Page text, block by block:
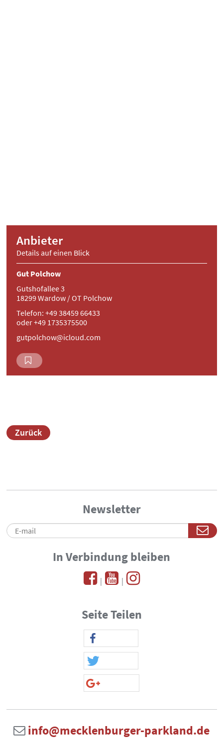
Anbieter
Details auf einen Blick
Gut Polchow
Gutshofallee 3
18299 Wardow / OT Polchow
Telefon: +49 38459 66433
oder +49 1735375500
gutpolchow@icloud.com
Zurück
Newsletter
In Verbindung bleiben
| |
Seite Teilen
info@mecklenburger-parkland.de